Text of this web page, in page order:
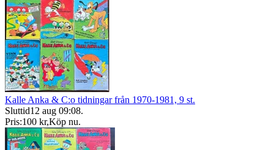
Kalle Anka & C:o tidningar från 1970-1981, 9 st.
Sluttid12 aug 09:08.
Pris:100 kr,Köp nu.